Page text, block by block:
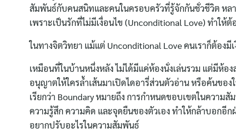
Search
สัมพันธ์กับคนสนิทและคนในครอบครัวที่รู้จักกันชั่วชีวิต หลา
เพราะเป็นรักที่ไม่มีเงื่อนไข (Unconditional Love) ทำให้
ในทางจิตวิทยา แม้แต่ Unconditional Love คนเราก็ต้องมี
เหมือนที่ในบ้านหนึ่งหลัง ไม่ได้มีแค่ห้องนั่งเล่นรวม แต่มีห้อ
อนุญาตให้ใครล้ำเส้นมาเปิดไดอารี่ส่วนตัวอ่าน หรือค้นขอ
เรียกว่า Boundary หมายถึง การกำหนดขอบเขตในความสั
ความรู้สึก ความคิด และจุดยืนของตัวเอง ทำให้กล้าบอกอีก
อยากปรับอะไรในความสัมพันธ์